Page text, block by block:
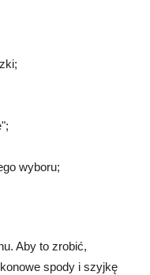
wyboru;
Aby to zrobić,
spody i szyjkę